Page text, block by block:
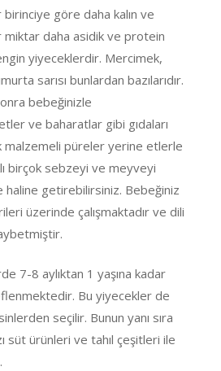
göre daha kalın ve
miktar daha asidik ve protein
yiyeceklerdir. Mercimek,
sarısı bunlardan bazılarıdır.
bebeğinizle
ve baharatlar gibi gıdaları
malzemeli püreler yerine etlerle
birçok sebzeyi ve meyveyi
haline getirebilirsiniz. Bebeğiniz
üzerinde çalışmaktadır ve dili
7-8 aylıktan 1 yaşına kadar
Bu yiyecekler de
seçilir. Bunun yanı sıra
süt ürünleri ve tahıl çeşitleri ile